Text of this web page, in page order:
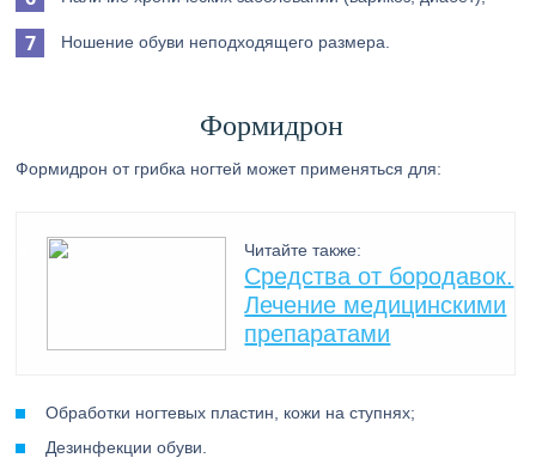
Ношение обуви неподходящего размера.
Формидрон
Формидрон от грибка ногтей может применяться для:
Читайте также:
Средства от бородавок.
Лечение медицинскими
препаратами
Обработки ногтевых пластин, кожи на ступнях;
Дезинфекции обуви.